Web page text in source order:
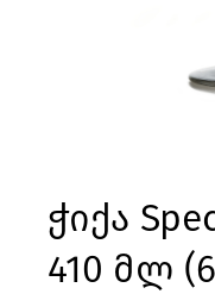
ჭიქა
410 მლ